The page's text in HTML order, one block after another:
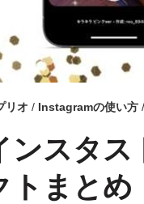
リオ Instagramの使い方
ンスタス
トまとめ